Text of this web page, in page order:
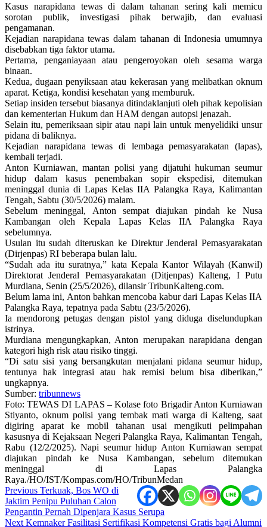
Kasus narapidana tewas di dalam tahanan sering kali memicu
sorotan publik, investigasi pihak berwajib, dan evaluasi
pengamanan.
Kejadian narapidana tewas dalam tahanan di Indonesia umumnya
disebabkan tiga faktor utama.
Pertama, penganiayaan atau pengeroyokan oleh sesama warga
binaan.
Kedua, dugaan penyiksaan atau kekerasan yang melibatkan oknum
aparat. Ketiga, kondisi kesehatan yang memburuk.
Setiap insiden tersebut biasanya ditindaklanjuti oleh pihak kepolisian
dan kementerian Hukum dan HAM dengan autopsi jenazah.
Selain itu, pemeriksaan sipir atau napi lain untuk menyelidiki unsur
pidana di baliknya.
Kejadian narapidana tewas di lembaga pemasyarakatan (lapas),
kembali terjadi.
Anton Kurniawan, mantan polisi yang dijatuhi hukuman seumur
hidup dalam kasus penembakan sopir ekspedisi, ditemukan
meninggal dunia di Lapas Kelas IIA Palangka Raya, Kalimantan
Tengah, Sabtu (30/5/2026) malam.
Sebelum meninggal, Anton sempat diajukan pindah ke Nusa
Kambangan oleh Kepala Lapas Kelas IIA Palangka Raya
sebelumnya.
Usulan itu sudah diteruskan ke Direktur Jenderal Pemasyarakatan
(Dirjenpas) RI beberapa bulan lalu.
“Sudah ada itu suratnya,” kata Kepala Kantor Wilayah (Kanwil)
Direktorat Jenderal Pemasyarakatan (Ditjenpas) Kalteng, I Putu
Murdiana, Senin (25/5/2026), dilansir TribunKalteng.com.
Belum lama ini, Anton bahkan mencoba kabur dari Lapas Kelas IIA
Palangka Raya, tepatnya pada Sabtu (23/5/2026).
Ia mendorong petugas dengan pistol yang diduga diselundupkan
istrinya.
Murdiana mengungkapkan, Anton merupakan narapidana dengan
kategori high risk atau risiko tinggi.
“Di satu sisi yang bersangkutan menjalani pidana seumur hidup,
tentunya hak integrasi atau hak remisi belum bisa diberikan,”
ungkapnya.
Sumber: tribunnews
Foto: TEWAS DI LAPAS – Kolase foto Brigadir Anton Kurniawan
Stiyanto, oknum polisi yang tembak mati warga di Kalteng, saat
digiring aparat ke mobil tahanan usai mengikuti pelimpahan
kasusnya di Kejaksaan Negeri Palangka Raya, Kalimantan Tengah,
Rabu (12/2/2025). Napi seumur hidup Anton Kurniawan sempat
diajukan pindah ke Nusa Kambangan, sebelum ditemukan
meninggal di Lapas Palangka
Raya./HO/IST/Kompas.com/HO/TribunMedan
Post
navigation
Previous Terkuak, Bos WO di
Jaktim Penipu Puluhan Calon
Pengantin Pernah Dipenjara Kasus Serupa
Next Kemnaker Fasilitasi Sertifikasi Kompetensi Gratis bagi Alumni